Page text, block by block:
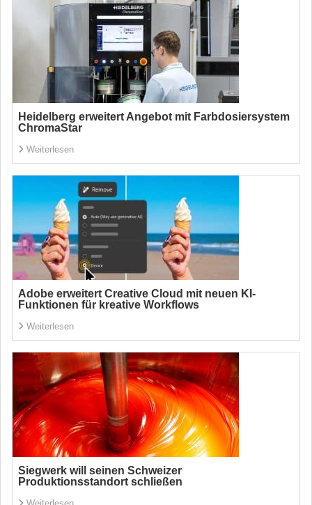
Heidelberg erweitert Angebot mit Farbdosiersystem
ChromaStar
Weiterlesen
Adobe erweitert Creative Cloud mit neuen KI-
Funktionen für kreative Workflows
Weiterlesen
Siegwerk will seinen Schweizer
Produktionsstandort schließen